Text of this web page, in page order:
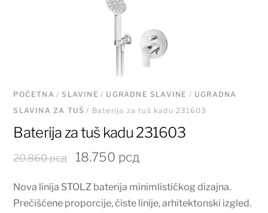
POČETNA/SLAVINE / UGRADNE SLAVINE / UGRADNA
SLAVINA ZA TUŠ / Baterija za tuš kadu 231603
Baterija za tuš kadu 231603
20.860рсд
Originalna
je
bila:
18.750 рсдTrenutna
je:
18.750 рсд.
Nova linija STOLZ baterija minimlističkog dizajna.
Prečišćene proporcije, čiste linije, arhitektonski izgled.